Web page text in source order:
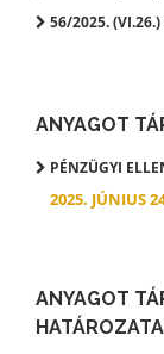
56/2025.
ANYAGOT
PÉNZÜGYI
2025. JÚNIUS
ANYAGOT